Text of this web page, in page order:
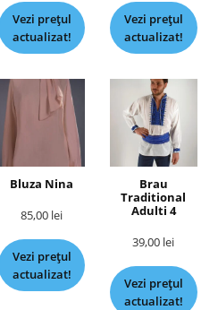
Vezi prețul
actualizat!
Vezi prețul
actualizat!
Bluza Nina
85,00 lei
Vezi prețul
actualizat!
Brau
Traditional
Adulti 4
39,00 lei
Vezi prețul
actualizat!